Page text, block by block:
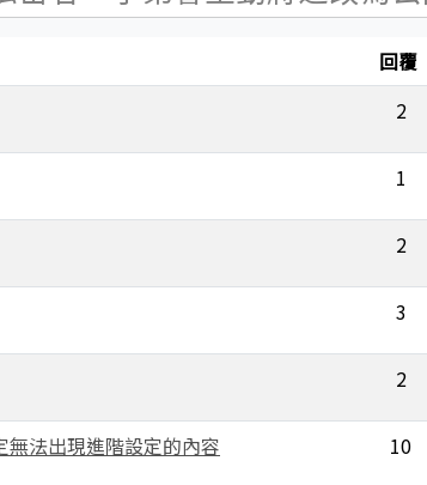
回覆
2
1
2
3
2
法出現進階設定的內容
10